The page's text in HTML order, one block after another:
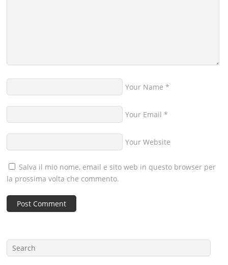
Your Name *
Your Email *
Your Website
Salva il mio nome, email e sito web in questo browser per
la prossima volta che commento.